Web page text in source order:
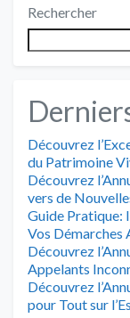
Rechercher
Découvrez
du Patrimoine
Découvrez
vers de
Guide Pratique:
Vos Démarches
Découvrez
Appelants
Découvrez
pour Tout sur